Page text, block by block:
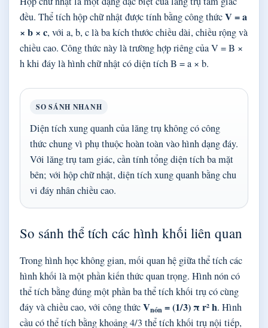
đều. Thể tích hộp chữ nhật được tính bằng công thứcV = a
× b × c, với a, b, c là ba kích thước chiều dài, chiều rộng và
chiều cao. Công thức này là trường hợp riêng của V = B ×
h khi đáy là hình chữ nhật có diện tích B = a × b.
SO SÁNH NHANH
Diện tích xung quanh của lăng trụ không có công
thức chung vì phụ thuộc hoàn toàn vào hình dạng đáy.
Với lăng trụ tam giác, cần tính tổng diện tích ba mặt
bên; với hộp chữ nhật, diện tích xung quanh bằng chu
vi đáy nhân chiều cao.
So sánh thể tích các hình khối liên quan
Trong hình học không gian, mối quan hệ giữa thể tích các
hình khối là một phần kiến thức quan trọng. Hình nón có
thể tích bằng đúng một phần ba thể tích khối trụ có cùng
đáy và chiều cao, với công thứcVnón = (1/3) π r² h. Hình
cầu có thể tích bằng khoảng 4/3 thể tích khối trụ nội tiếp,